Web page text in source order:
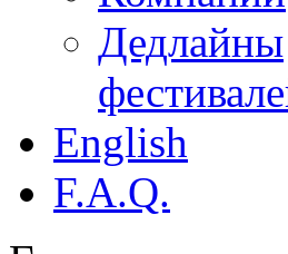
Дедлайны
English
F.A.Q.